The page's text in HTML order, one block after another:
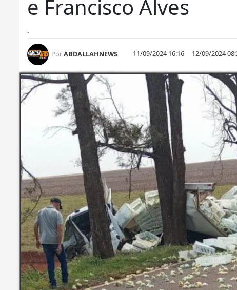
e Francisco Alves
.
PorABDALLAHNEWS 11/09/2024 16:16 12/09/2024